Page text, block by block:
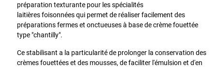
préparation texturante pour les spécialités
laitières foisonnées qui permet de réaliser facilement des
préparations fermes et onctueuses à base de crème fouettée
type "chantilly".
Ce stabilisant a la particularité de prolonger la conservation des
crèmes fouettées et des mousses, de faciliter l'émulsion et d'en